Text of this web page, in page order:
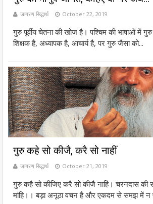
जागरण सिद्धार्थ October 22, 2019
गुरु पूर्वीय चेतना की खोज है। पश्चिम की भाषाओं में
शिक्षक है, अध्यापक है, आचार्य है, पर गुरु जैसा को...
गुरु कहे सो कीजै, करै सो नाहीं
जागरण सिद्धार्थ October 21, 2019
गुरु कहै सो कीजिए करै सो कीजै नाहिं। चरनदास
मांहि।। बड़ा अनूठा वचन है और एकदम से समझ में न